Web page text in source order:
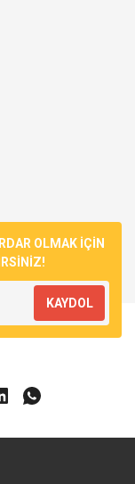
OLMAK İÇİN
KAYDOL